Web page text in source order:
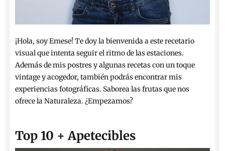
¡Hola, soy Emese! Te doy la bienvenida a este recetario
visual que intenta seguir el ritmo de las estaciones.
Además de mis postres y algunas recetas con un toque
vintage y acogedor, también podrás encontrar mis
experiencias fotográficas. Saborea las frutas que nos
ofrece la Naturaleza. ¿Empezamos?
Top 10 + Apetecibles